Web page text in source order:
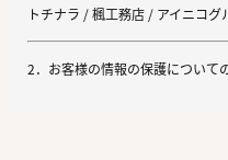
トチナラ / 楓工務店 / アイニコグ
2．お客様の情報の保護について